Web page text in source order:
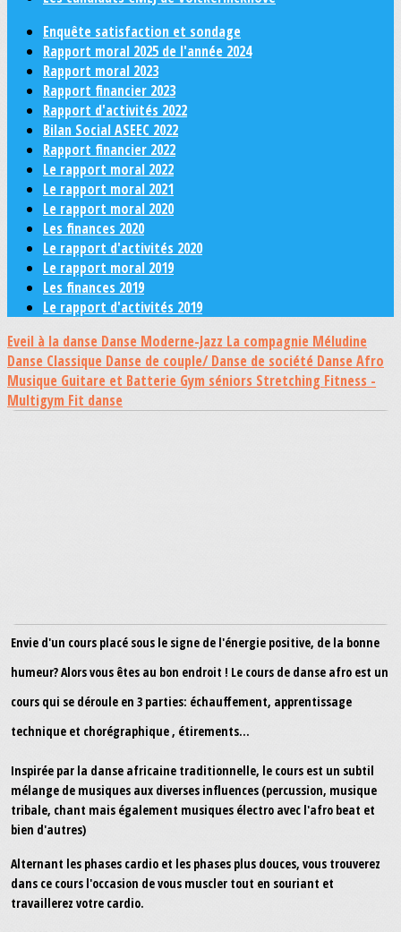
Enquête satisfaction et sondage
Rapport moral 2025 de l'année 2024
Rapport moral 2023
Rapport financier 2023
Rapport d'activités 2022
Bilan Social ASEEC 2022
Rapport financier 2022
Le rapport moral 2022
Le rapport moral 2021
Le rapport moral 2020
Les finances 2020
Le rapport d'activités 2020
Le rapport moral 2019
Les finances 2019
Le rapport d'activités 2019
Eveil à la danse Danse Moderne-Jazz La compagnie Méludine
Danse Classique Danse de couple/ Danse de société Danse Afro
Musique Guitare et Batterie Gym séniors Stretching Fitness -
Multigym Fit danse
Envie d'un cours placé sous le signe de l'énergie positive, de la bonne
humeur? Alors vous êtes au bon endroit ! Le cours de danse afro est un
cours qui se déroule en 3 parties: échauffement, apprentissage
technique et chorégraphique , étirements...
Inspirée par la danse africaine traditionnelle, le cours est un subtil
mélange de musiques aux diverses influences (percussion, musique
tribale, chant mais également musiques électro avec l'afro beat et
bien d'autres)
Alternant les phases cardio et les phases plus douces, vous trouverez
dans ce cours l'occasion de vous muscler tout en souriant et
travaillerez votre cardio.